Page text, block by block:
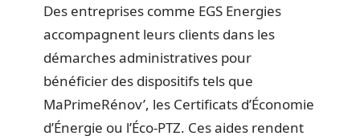
Des entreprises comme EGS Energies
accompagnent leurs clients dans les
démarches administratives pour
bénéficier des dispositifs tels que
MaPrimeRénov’, les Certificats d’Économie
d’Énergie ou l’Éco-PTZ. Ces aides rendent